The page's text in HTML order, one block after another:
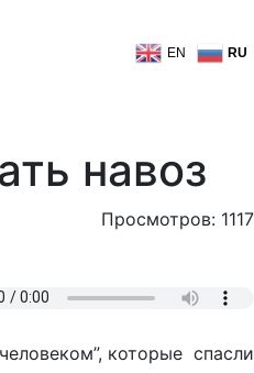
EN RU
навоз
Просмотров: 1117
которые спасли